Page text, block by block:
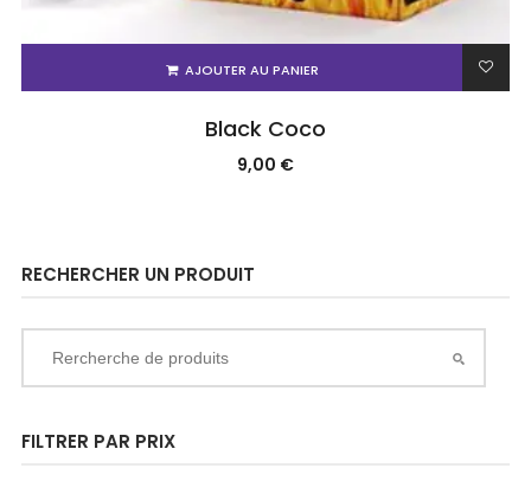
AJOUTER AU PANIER
Black Coco
9,00 €
RECHERCHER UN PRODUIT
FILTRER PAR PRIX